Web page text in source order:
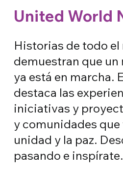
United World
Historias de todo
demuestran que
ya está en marcha.
destaca las
iniciativas y
y comunidades
unidad y la paz.
pasando e inspírate.
ARTE Y COMPROMISO SOCIAL
La Odisea, de
Ulises y la necesidad